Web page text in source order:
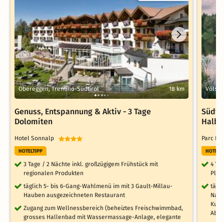
Obereggen, Trentino-Südtirol 18 km
Genuss, Entspannung & Aktiv - 3 Tage
Dolomiten
Hotel Sonnalp
HOTELTIPP
3 Tage / 2 Nächte inkl. großzügigem Frühstück mit
regionalen Produkten
täglich 5- bis 6-Gang-Wahlmenü im mit 3 Gault-Millau-
Hauben ausgezeichneten Restaurant
Zugang zum Wellnessbereich (beheiztes Freischwimmbad,
grosses Hallenbad mit Wassermassage-Anlage, elegante
Völs
Parc
4
Plus